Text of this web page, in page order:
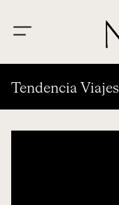
Tendencia Viajes